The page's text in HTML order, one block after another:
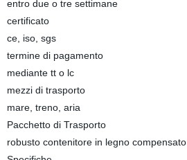
entro due o tre settimane
certificato
ce, iso, sgs
termine di pagamento
mediante tt o lc
mezzi di trasporto
mare, treno, aria
Pacchetto di Trasporto
robusto contenitore in legno compensato